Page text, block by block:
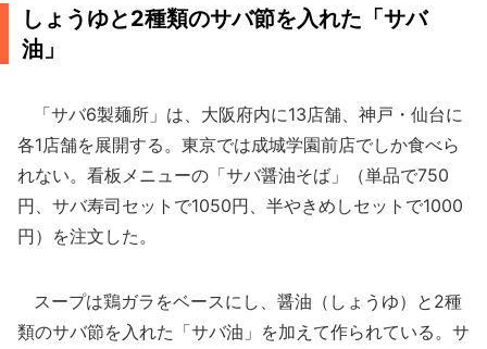
しょうゆと2種類のサバ節を入れた「サバ
油」
「サバ6製麺所」は、大阪府内に13店舗、神戸・仙台に
各1店舗を展開する。東京では成城学園前店でしか食べら
れない。看板メニューの「サバ醤油そば」（単品で750
円、サバ寿司セットで1050円、半やきめしセットで1000
円）を注文した。
スープは鶏ガラをベースにし、醤油（しょうゆ）と2種
類のサバ節を入れた「サバ油」を加えて作られている。サ